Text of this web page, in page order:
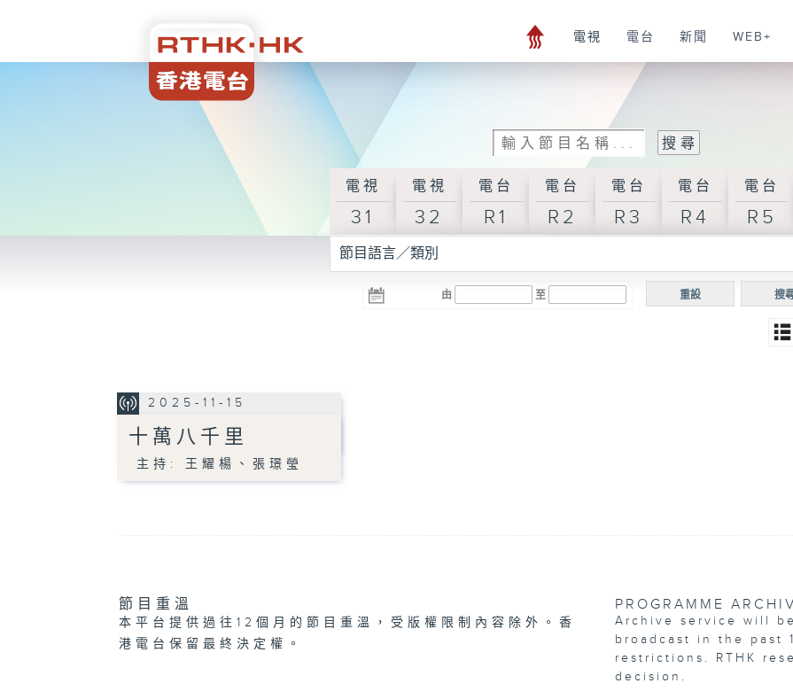
電視 電台 新聞 WEB+
電視
31
電視
32
電台
R1
電台
R2
電台
R3
電台
R4
電台
R5
節目語言／類別
由 至 搜
重設
2025-11-15
十萬八千里
主持: 王耀楊、張璟瑩
節目重溫
本平台提供過往12個月的節目重溫，受版權限制內容除外。香
港電台保留最終決定權。
PROGRAMME
Archive service will
broadcast in the past
restrictions. RTHK
decision.